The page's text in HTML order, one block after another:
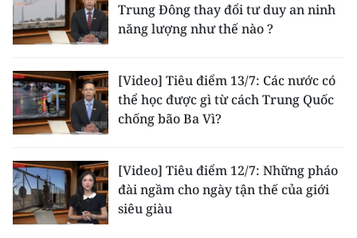
Trung Đông thay đổi tư duy an ninh
năng lượng như thế nào ?
[Video] Tiêu điểm 13/7: Các nước có
thể học được gì từ cách Trung Quốc
chống bão Ba Vì?
[Video] Tiêu điểm 12/7: Những pháo
đài ngầm cho ngày tận thế của giới
siêu giàu